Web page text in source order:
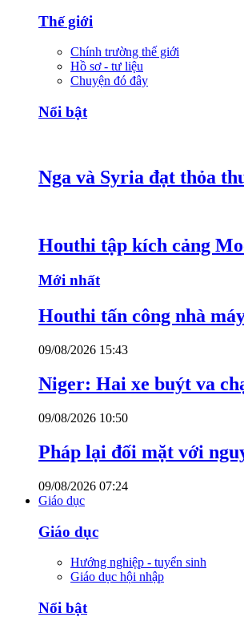
Thế giới
Chính trường thế giới
Hồ sơ - tư liệu
Chuyện đó đây
Nổi bật
Nga và Syria đạt thỏa
Houthi tập kích cảng
Mới nhất
Houthi tấn công nhà
09/08/2026 15:43
Niger: Hai xe buýt va
09/08/2026 10:50
Pháp lại đối mặt với
09/08/2026 07:24
Giáo dục
Giáo dục
Hướng nghiệp - tuyển sinh
Giáo dục hội nhập
Nổi bật